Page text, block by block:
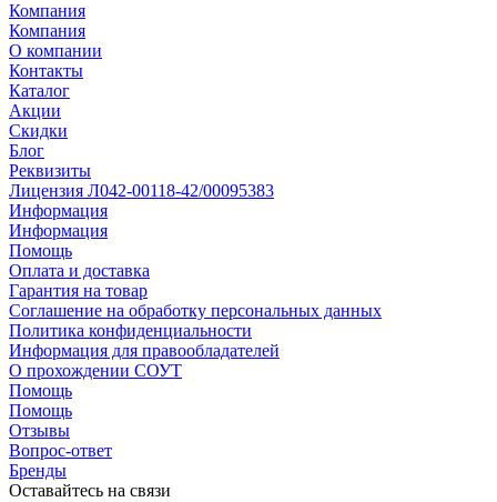
Компания
Компания
О компании
Контакты
Каталог
Акции
Скидки
Блог
Реквизиты
Лицензия Л042-00118-42/00095383
Информация
Информация
Помощь
Оплата и доставка
Гарантия на товар
Соглашение на обработку персональных данных
Политика конфиденциальности
Информация для правообладателей
О прохождении СОУТ
Помощь
Помощь
Отзывы
Вопрос-ответ
Бренды
Оставайтесь на связи